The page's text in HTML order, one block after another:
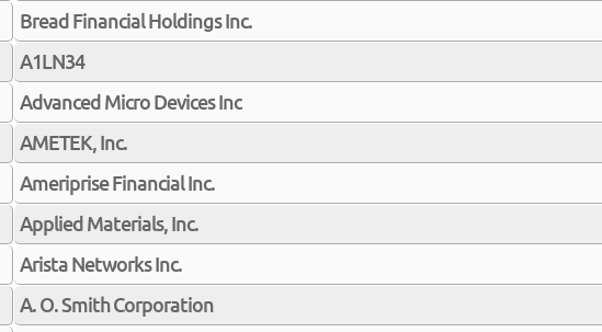
Bread Financial Holdings Inc.
A1LN34
Advanced Micro Devices Inc
AMETEK, Inc.
Ameriprise Financial Inc.
Applied Materials, Inc.
Arista Networks Inc.
A. O. Smith Corporation